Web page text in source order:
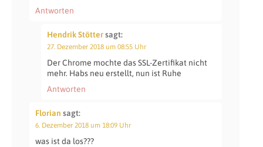
Antworten
Hendrik Stöttersagt:
27. Dezember 2018 um 08:55 Uhr
Der Chrome mochte das SSL-Zertifikat nicht
mehr. Habs neu erstellt, nun ist Ruhe
Antworten
Florian sagt:
6. Dezember 2018 um 18:09 Uhr
was ist da los???